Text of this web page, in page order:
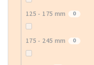
125 - 175 mm 0
175 - 245 mm 0